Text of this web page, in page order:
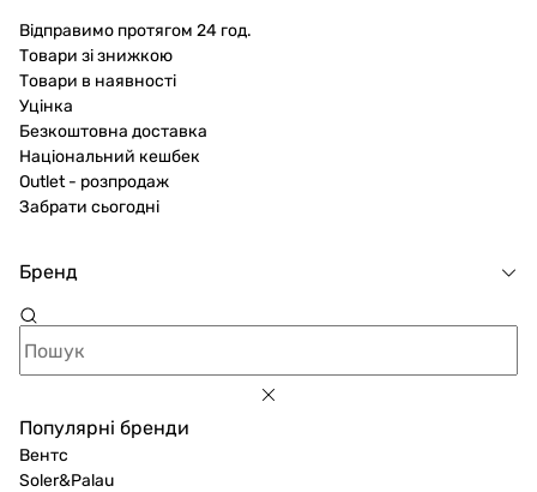
Відправимо протягом 24 год.
Товари зі знижкою
Товари в наявності
Уцінка
Безкоштовна доставка
Національний кешбек
Outlet - розпродаж
Забрати сьогодні
Бренд
Популярні бренди
Вентс
Soler&Palau